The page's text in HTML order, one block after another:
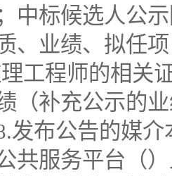
中标候选人公
、业绩、拟任
理工程师的相关
（补充公示的
发布公告的媒
共服务平台（